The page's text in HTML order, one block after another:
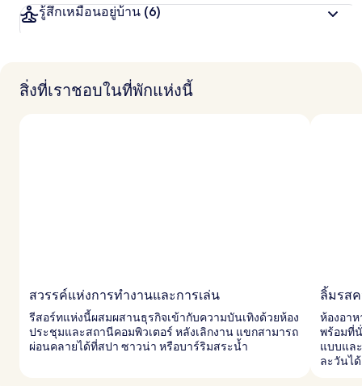
รู้สึกเหมือนอยู่บ้าน (6)
สิ่งที่เราชอบในที่พักแห่งนี้
สวรรค์แห่งการทำงานและการเล่น
รีสอร์ทแห่งนี้ผสมผสานธุรกิจเข้ากับความบันเทิงด้วยห้อง
ประชุมและสถานีคอมพิวเตอร์ หลังเลิกงาน แขกสามารถ
ผ่อนคลายได้ที่สปา ซาวน่า หรือบาร์ริมสระน้ำ
ลิ้มรส
ห้องอา
พร้อมที่
แบบแล
ละวันไ